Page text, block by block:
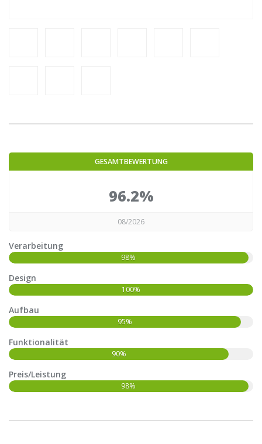
GESAMTBEWERTUNG
96.2%
08/2026
Verarbeitung
98%
Design
100%
Aufbau
95%
Funktionalität
90%
Preis/Leistung
98%